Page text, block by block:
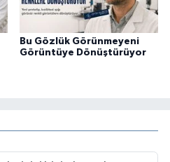
Bu Gözlük Görünmeyeni
Görüntüye Dönüştürüyor